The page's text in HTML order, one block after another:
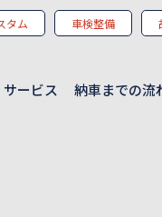
タム 車検整備
サービス 納車までの流